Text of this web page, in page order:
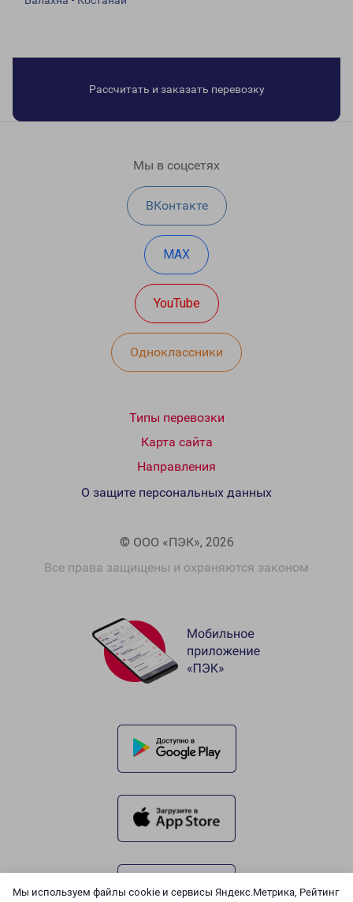
Мы используем файлы cookie и сервисы Яндекс.Метрика, Рейтинг
Рассчитать и заказать перевозку
Мы в соцсетях
ВКонтакте
MAX
YouTube
Одноклассники
Типы перевозки
Карта сайта
Направления
© ООО «ПЭК», 2026
Все права защищены и охраняются законом
О защите персональных данных